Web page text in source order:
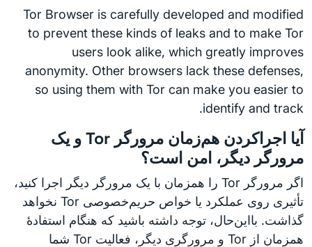
Tor Browser is carefully developed and modified
to prevent these kinds of leaks and to make Tor
users look alike, which greatly improves
anonymity. Other browsers lack these defenses,
so using them with Tor can make you easier to
identify and track.
آیا اجراکردن هم‌زمان مرورگر Tor و یک
مرورگر دیگر، امن است؟
اگر مرورگر Tor را همزمان با یک مرورگر دیگر اجرا کنید،
تأثیری روی عملکرد یا خواص حریم‌خصوصی Tor نخواهد
گذاشت. با‌این‌حال، توجه داشته باشید که هنگام استفادهٔ
همزمان از Tor و مرورگری دیگر، فعالیت Tor شما